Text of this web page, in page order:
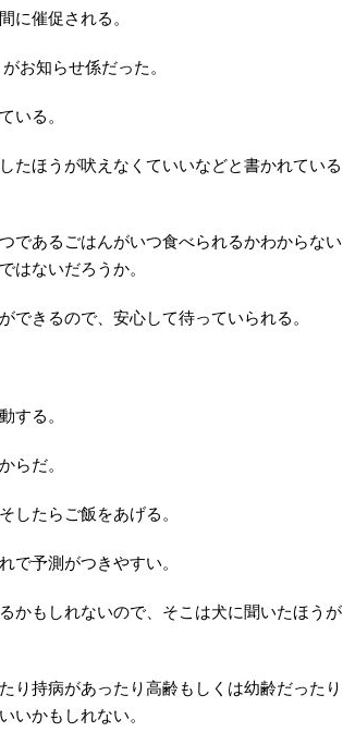
に催促される。
お知らせ係だった。
いる。
たほうが吠えなくていいなどと書かれている
であるごはんがいつ食べられるかわからない
はないだろうか。
できるので、安心して待っていられる。
する。
らだ。
したらご飯をあげる。
で予測がつきやすい。
かもしれないので、そこは犬に聞いたほうが
り持病があったり高齢もしくは幼齢だったり
いかもしれない。